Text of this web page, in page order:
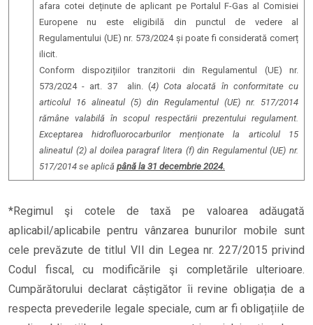
afara cotei deținute de aplicant pe Portalul F-Gas al Comisiei
Europene nu este eligibilă din punctul de vedere al
Regulamentului (UE) nr. 573/2024 și poate fi considerată comerț
ilicit.
Conform dispozițiilor tranzitorii din Regulamentul (UE) nr.
573/2024 - art. 37 alin. (4) Cota alocată în conformitate cu
articolul 16 alineatul (5) din Regulamentul (UE) nr. 517/2014
rămâne valabilă în scopul respectării prezentului regulament.
Exceptarea hidrofluorocarburilor menționate la articolul 15
alineatul (2) al doilea paragraf litera (f) din Regulamentul (UE) nr.
517/2014 se aplică până la 31 decembrie 2024.
*Regimul şi cotele de taxă pe valoarea adăugată
aplicabil/aplicabile pentru vânzarea bunurilor mobile sunt
cele prevăzute de titlul VII din Legea nr. 227/2015 privind
Codul fiscal, cu modificările şi completările ulterioare.
Cumpărătorului declarat câștigător îi revine obligația de a
respecta prevederile legale speciale, cum ar fi obligațiile de